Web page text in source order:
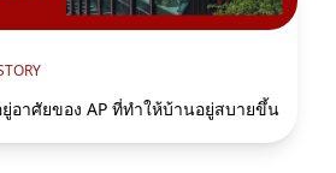
อาศัยของ AP ที่ทำให้บ้านอยู่สบายขึ้น